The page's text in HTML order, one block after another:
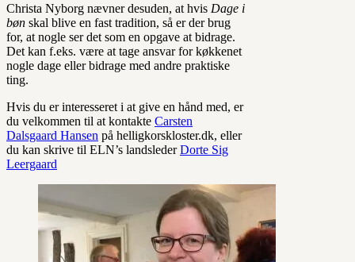
Christa Nyborg nævner desuden, at hvis Dage i
bøn skal blive en fast tradition, så er der brug
for, at nogle ser det som en opgave at bidrage.
Det kan f.eks. være at tage ansvar for køkkenet
nogle dage eller bidrage med andre praktiske
ting.
Hvis du er interesseret i at give en hånd med, er
du velkommen til at kontakte Carsten
Dalsgaard Hansen på helligkorskloster.dk, eller
du kan skrive til ELN’s landslederDorte Sig
Leergaard